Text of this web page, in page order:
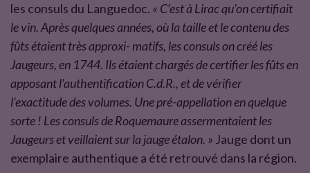
les consuls du Languedoc. « C’est à Lirac qu’on certifiait
le vin. Après quelques années, où la taille et le contenu des
fûts étaient très approxi- matifs, les consuls on créé les
Jaugeurs, en 1744. Ils étaient chargés de certifier les fûts en
apposant l’authentification C.d.R., et de vérifier
l’exactitude des volumes. Une pré-appellation en quelque
sorte ! Les consuls de Roquemaure assermentaient les
Jaugeurs et veillaient sur la jauge étalon. » Jauge dont un
exemplaire authentique a été retrouvé dans la région.